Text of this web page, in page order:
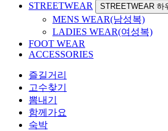
STREETWEAR
STREETWEAR 하
MENS WEAR(남성복)
LADIES WEAR(여성복)
FOOT WEAR
ACCESSORIES
즐길거리
고수찾기
뽐내기
함께가요
숙박